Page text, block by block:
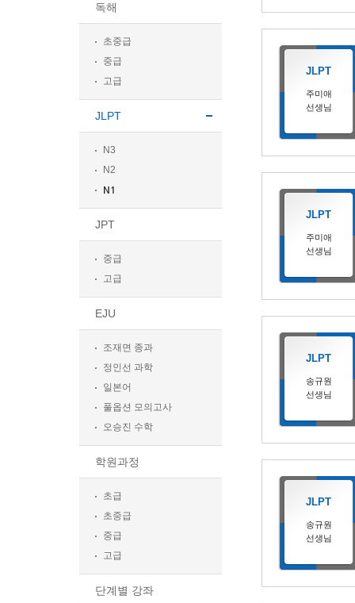
독해
초중급
중급
고급
JLPT
N3
N2
N1
JPT
중급
고급
EJU
조재면 종과
정인선 과학
일본어
풀옵션 모의고사
오승진 수학
학원과정
초급
초중급
중급
고급
단계별 강좌
JLPT
주미애
선생님
JLPT
주미애
선생님
JLPT
송규원
선생님
JLPT
송규원
선생님